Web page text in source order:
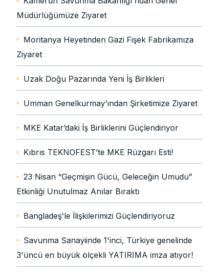
Müdürlüğümüze Ziyaret
Moritanya Heyetinden Gazi Fişek Fabrikamıza
Ziyaret
Uzak Doğu Pazarında Yeni İş Birlikleri
Umman Genelkurmay’ından Şirketimize Ziyaret
MKE Katar’daki İş Birliklerini Güçlendiriyor
Kıbrıs TEKNOFEST’te MKE Rüzgarı Esti!
23 Nisan “Geçmişin Gücü, Geleceğin Umudu”
Etkinliği Unutulmaz Anılar Bıraktı
Bangladeş'le İlişkilerimizi Güçlendiriyoruz
Savunma Sanayiinde 1'inci, Türkiye genelinde
3'üncü en büyük ölçekli YATIRIMA imza atıyor!